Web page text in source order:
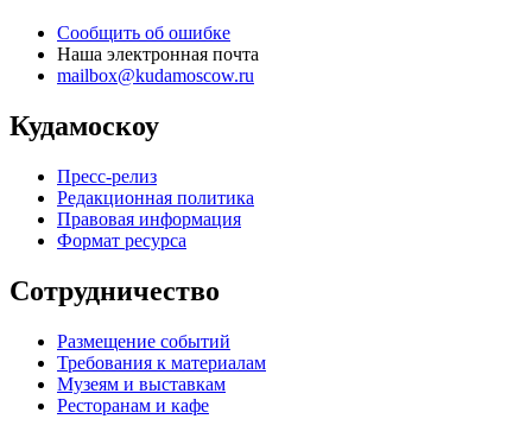
Сообщить об ошибке
Наша электронная почта
mailbox@kudamoscow.ru
Кудамоскоу
Пресс-релиз
Редакционная политика
Правовая информация
Формат ресурса
Сотрудничество
Размещение событий
Требования к материалам
Музеям и выставкам
Ресторанам и кафе